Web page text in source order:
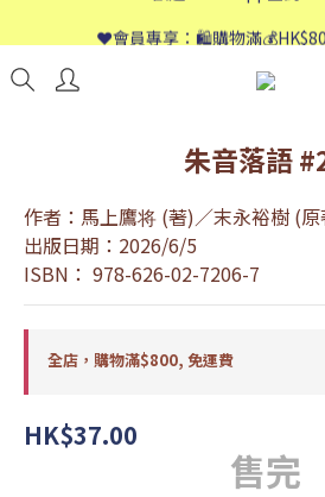
📱歡迎WhatsApp查詢：
❤️會員專享：🛍購物滿
📱歡迎WhatsApp查詢：
朱音落語
作者：馬上鷹将 (著)／末永裕樹 (原
出版日期：2026/6/5
ISBN： 978-626-02-7206-7
全店，購物滿$800, 免運費
HK$37.00
售完